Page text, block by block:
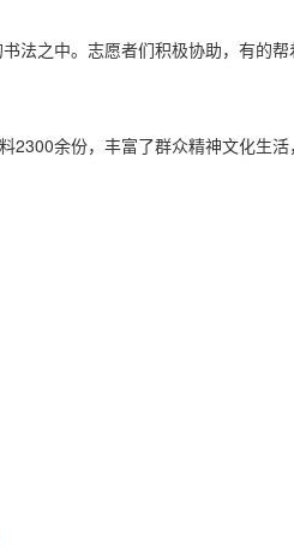
之中。志愿者们积极协助，有的
余份，丰富了群众精神文化生